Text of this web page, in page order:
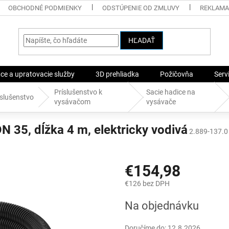
OBCHODNÉ PODMIENKY ODSTÚPENIE OD ZMLUVY
HĽADAŤ
a upratovacie služby 3D prehliadka Požičovňa
Príslušenstvo k
vysávačom
Sacie hadice na
vysávače
35, dĺžka 4 m, elektricky vodivá 2.889-137.0
€154,98
€126 bez DPH
cena:
Na objednávku